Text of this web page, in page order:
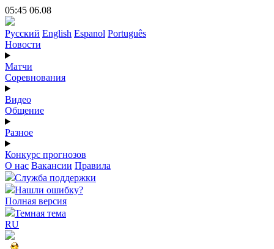
05:45 06.08
Русский English Espanol Português
Новости
Матчи
Соревнования
Видео
Общение
Разное
Конкурс прогнозов
О нас Вакансии Правила
Служба поддержки
Нашли ошибку?
Полная версия
Темная тема
RU